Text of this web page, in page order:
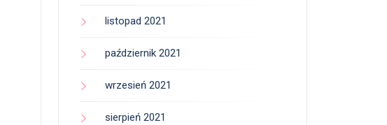
listopad 2021
październik 2021
wrzesień 2021
sierpień 2021